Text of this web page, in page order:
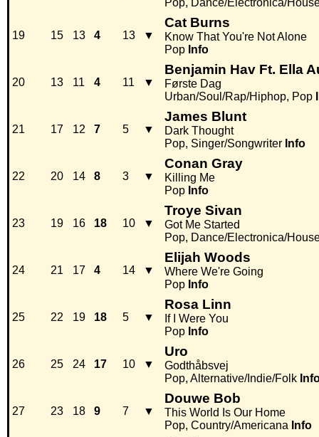
Pop, Dance/Electronica/
19 15 13 4 13 ▼
Cat Burns
Know That You're Not Alone
Pop Info
20 13 11 4 11 ▼
Benjamin Hav Ft. Ella
Første Dag
Urban/Soul/Rap/Hiphop, Pop
21 17 12 7 5 ▼
James Blunt
Dark Thought
Pop, Singer/Songwriter Info
22 20 14 8 3 ▼
Conan Gray
Killing Me
Pop Info
23 19 16 18 10 ▼
Troye Sivan
Got Me Started
Pop, Dance/Electronica/
24 21 17 4 14 ▼
Elijah Woods
Where We're Going
Pop Info
25 22 19 18 5 ▼
Rosa Linn
If I Were You
Pop Info
26 25 24 17 10 ▼
Uro
Godthåbsvej
Pop, Alternative/Indie/Folk
27 23 18 9 7 ▼
Douwe Bob
This World Is Our Home
Pop, Country/Americana Info